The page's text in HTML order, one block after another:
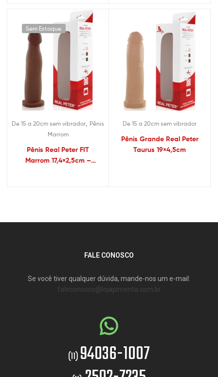
Sem Estoque
De 15 a 20cm sem vibrador Pênis
Marrom
Pênis Real Peter FIT
Marrom 17,4×2,5cm –
De 15 a 20cm sem vibrador
Pênis Grande Real Peter
Taurus 19×4,5cm
FALE CONOSCO
Se você tiver qualquer dúvida, mande-nos um e-mail:
faleconosco@lojapimenta.com.br
(11) 94036-1007